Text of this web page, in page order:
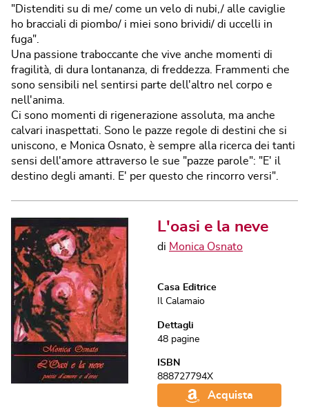
"Distenditi su di me/ come un velo di nubi,/ alle caviglie
ho bracciali di piombo/ i miei sono brividi/ di uccelli in
fuga".
Una passione traboccante che vive anche momenti di
fragilità, di dura lontananza, di freddezza. Frammenti che
sono sensibili nel sentirsi parte dell'altro nel corpo e
nell'anima.
Ci sono momenti di rigenerazione assoluta, ma anche
calvari inaspettati. Sono le pazze regole di destini che si
uniscono, e Monica Osnato, è sempre alla ricerca dei tanti
sensi dell'amore attraverso le sue "pazze parole": "E' il
destino degli amanti. E' per questo che rincorro versi".
L'oasi e la neve
di Monica Osnato
Casa Editrice
Il Calamaio
Dettagli
48 pagine
ISBN
888727794X
Acquista